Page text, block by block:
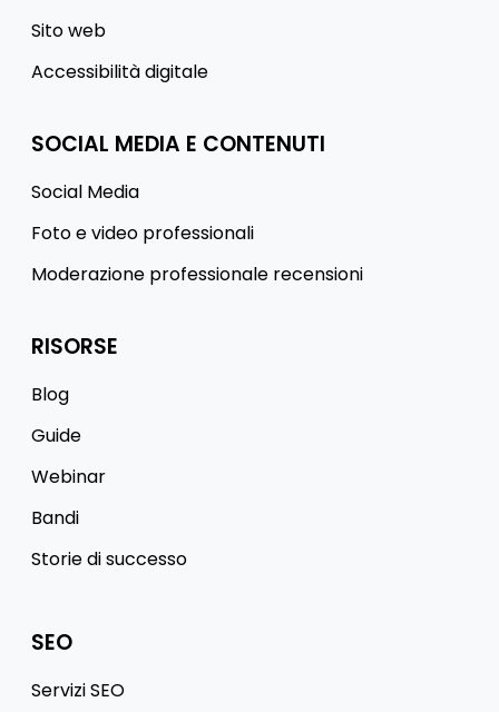
Sito web
Accessibilità digitale
SOCIAL MEDIA E CONTENUTI
Social Media
Foto e video professionali
Moderazione professionale recensioni
RISORSE
Blog
Guide
Webinar
Bandi
Storie di successo
SEO
Servizi SEO